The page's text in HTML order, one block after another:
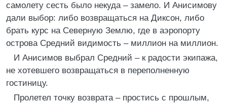
самолету сесть было некуда – замело. И Анисимову
дали выбор: либо возвращаться на Диксон, либо
брать курс на Северную Землю, где в аэропорту
острова Средний видимость – миллион на миллион.
И Анисимов выбрал Средний – к радости экипажа,
не хотевшего возвращаться в переполненную
гостиницу.
Пролетел точку возврата – простись с прошлым,